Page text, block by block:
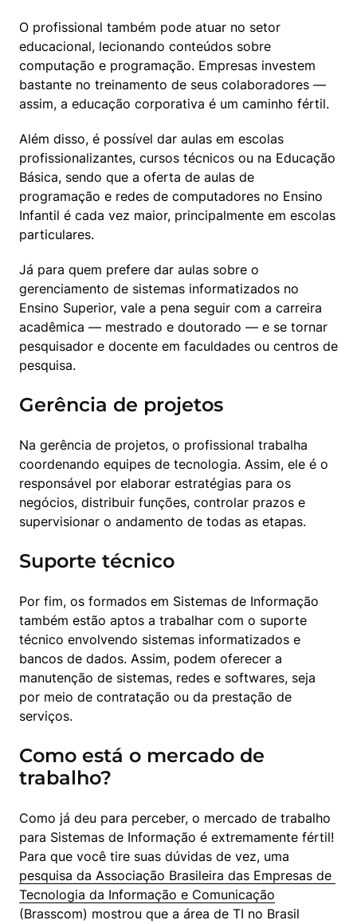
O profissional também pode atuar no setor
educacional, lecionando conteúdos sobre
computação e programação. Empresas investem
bastante no treinamento de seus colaboradores —
assim, a educação corporativa é um caminho fértil.
Além disso, é possível dar aulas em escolas
profissionalizantes, cursos técnicos ou na Educação
Básica, sendo que a oferta de aulas de
programação e redes de computadores no Ensino
Infantil é cada vez maior, principalmente em escolas
particulares.
Já para quem prefere dar aulas sobre o
gerenciamento de sistemas informatizados no
Ensino Superior, vale a pena seguir com a carreira
acadêmica — mestrado e doutorado — e se tornar
pesquisador e docente em faculdades ou centros de
pesquisa.
Gerência de projetos
Na gerência de projetos, o profissional trabalha
coordenando equipes de tecnologia. Assim, ele é o
responsável por elaborar estratégias para os
negócios, distribuir funções, controlar prazos e
supervisionar o andamento de todas as etapas.
Suporte técnico
Por fim, os formados em Sistemas de Informação
também estão aptos a trabalhar com o suporte
técnico envolvendo sistemas informatizados e
bancos de dados. Assim, podem oferecer a
manutenção de sistemas, redes e softwares, seja
por meio de contratação ou da prestação de
serviços.
Como está o mercado de
trabalho?
Como já deu para perceber, o mercado de trabalho
para Sistemas de Informação é extremamente fértil!
pesquisa da Associação Brasileira das Empresas de
Tecnologia da Informação e Comunicação
(Brasscom) mostrou que a área de TI no Brasil